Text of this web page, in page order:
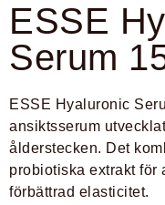
ESSE
Serum
ESSE Hyaluronic
ansiktsserum
ålderstecken. Det
probiotiska extrakt för
förbättrad elasticitet.​